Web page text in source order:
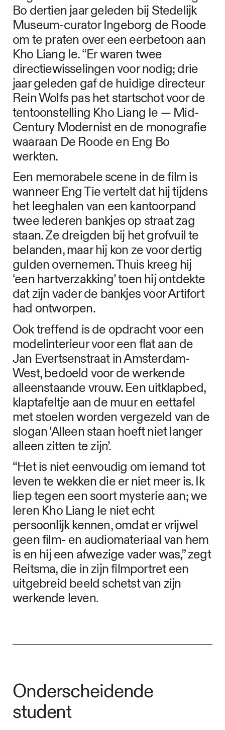
Bo dertien jaar geleden bij Stedelijk
Museum-curator Ingeborg de Roode
om te praten over een eerbetoon aan
Kho Liang Ie. “Er waren twee
directiewisselingen voor nodig; drie
jaar geleden gaf de huidige directeur
Rein Wolfs pas het startschot voor de
tentoonstelling Kho Liang Ie — Mid-
Century Modernist en de monografie
waaraan De Roode en Eng Bo
werkten.
Een memorabele scene in de film is
wanneer Eng Tie vertelt dat hij tijdens
het leeghalen van een kantoorpand
twee lederen bankjes op straat zag
staan. Ze dreigden bij het grofvuil te
belanden, maar hij kon ze voor dertig
gulden overnemen. Thuis kreeg hij
‘een hartverzakking’ toen hij ontdekte
dat zijn vader de bankjes voor Artifort
had ontworpen.
Ook treffend is de opdracht voor een
modelinterieur voor een flat aan de
Jan Evertsenstraat in Amsterdam-
West, bedoeld voor de werkende
alleenstaande vrouw. Een uitklapbed,
klaptafeltje aan de muur en eettafel
met stoelen worden vergezeld van de
slogan ‘Alleen staan hoeft niet langer
alleen zitten te zijn’.
“Het is niet eenvoudig om iemand tot
leven te wekken die er niet meer is. Ik
liep tegen een soort mysterie aan; we
leren Kho Liang Ie niet echt
persoonlijk kennen, omdat er vrijwel
geen film- en audiomateriaal van hem
is en hij een afwezige vader was,” zegt
Reitsma, die in zijn filmportret een
uitgebreid beeld schetst van zijn
werkende leven.
Onderscheidende
student